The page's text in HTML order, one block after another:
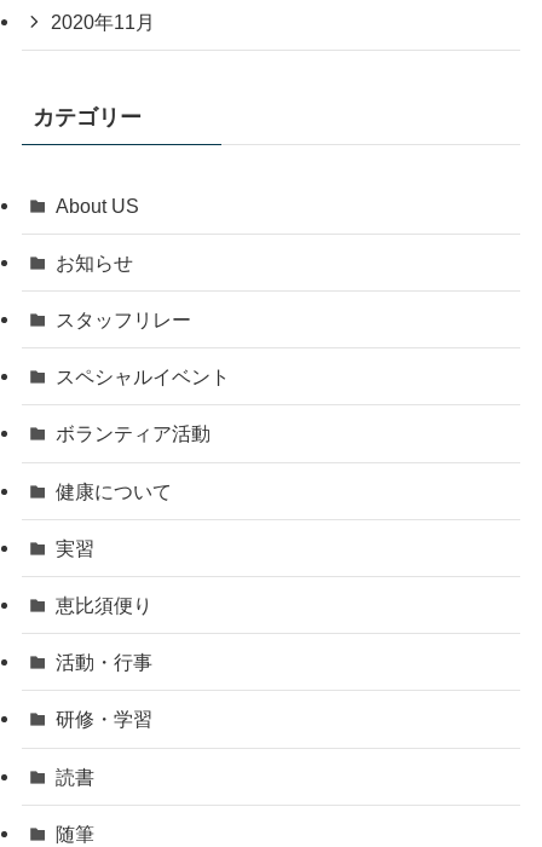
2020年11月
カテゴリー
About US
お知らせ
スタッフリレー
スペシャルイベント
ボランティア活動
健康について
実習
恵比須便り
活動・行事
研修・学習
読書
随筆